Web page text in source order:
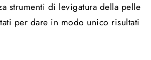
strumenti di levigatura della pelle
per dare in modo unico risultati